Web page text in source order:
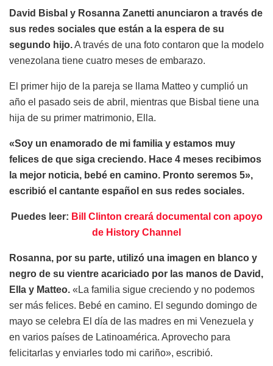
David Bisbal y Rosanna Zanetti anunciaron a través de
sus redes sociales que están a la espera de su
segundo hijo.A través de una foto contaron que la modelo
venezolana tiene cuatro meses de embarazo.
El primer hijo de la pareja se llama Matteo y cumplió un
año el pasado seis de abril, mientras que Bisbal tiene una
hija de su primer matrimonio, Ella.
«Soy un enamorado de mi familia y estamos muy
felices de que siga creciendo. Hace 4 meses recibimos
la mejor noticia, bebé en camino. Pronto seremos 5»,
escribió el cantante español en sus redes sociales.
Puedes leer: Bill Clinton creará documental con apoyo
de History Channel
Rosanna, por su parte, utilizó una imagen en blanco y
negro de su vientre acariciado por las manos de David,
Ella y Matteo. «La familia sigue creciendo y no podemos
ser más felices. Bebé en camino. El segundo domingo de
mayo se celebra El día de las madres en mi Venezuela y
en varios países de Latinoamérica. Aprovecho para
felicitarlas y enviarles todo mi cariño», escribió.